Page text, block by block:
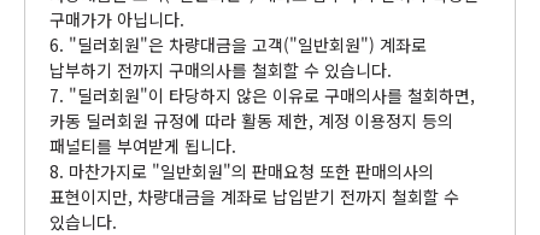
구매가가 아닙니다.
6. "딜러회원"은 차량대금을 고객("일반회원") 계좌로
납부하기 전까지 구매의사를 철회할 수 있습니다.
7. "딜러회원"이 타당하지 않은 이유로 구매의사를 철회하면,
카동 딜러회원 규정에 따라 활동 제한, 계정 이용정지 등의
패널티를 부여받게 됩니다.
8. 마찬가지로 "일반회원"의 판매요청 또한 판매의사의
표현이지만, 차량대금을 계좌로 납입받기 전까지 철회할 수
있습니다.